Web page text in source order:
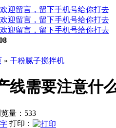
» 干粉腻子搅拌机
线需要注意什
量：533
打印：